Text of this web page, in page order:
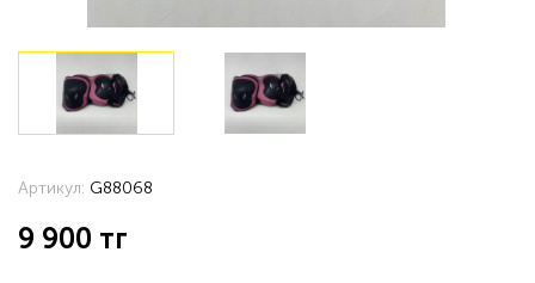
Артикул: G88068
9 900 тг